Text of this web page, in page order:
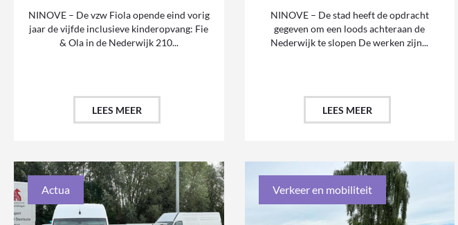
NINOVE – De vzw Fiola opende eind vorig
jaar de vijfde inclusieve kinderopvang: Fie
& Ola in de Nederwijk 210...
LEES MEER
NINOVE – De stad heeft de opdracht
gegeven om een loods achteraan de
Nederwijk te slopen De werken zijn...
LEES MEER
Actua Verkeer en mobiliteit